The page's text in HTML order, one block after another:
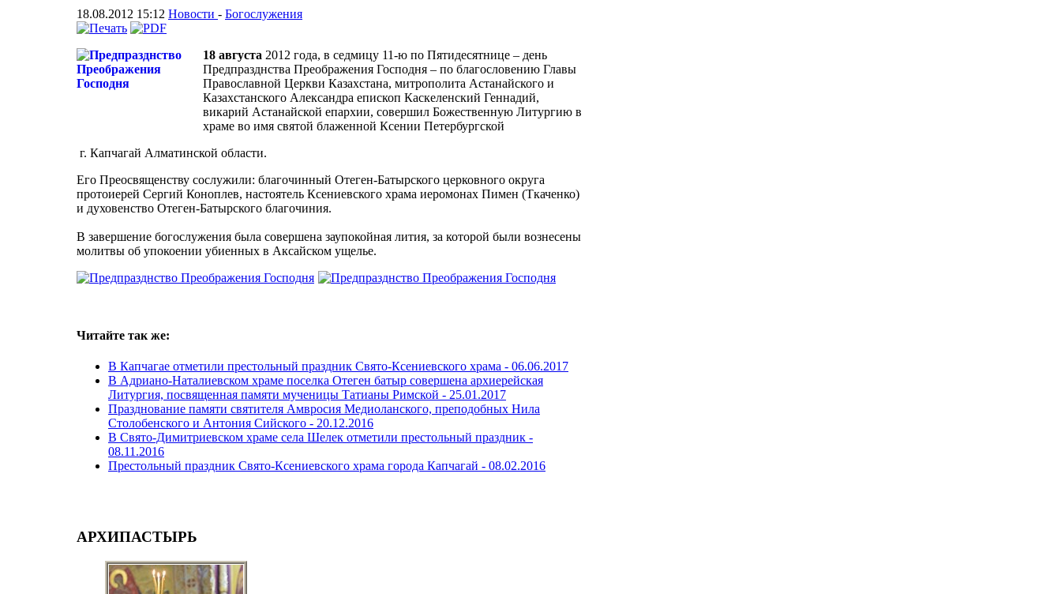
18.08.2012 15:12 Новости - Богослужения
18 августа 2012 года, в седмицу 11-ю по Пятидесятнице – день
Предпразднства Преображения Господня – по благословению Главы
Православной Церкви Казахстана, митрополита Астанайского и
Казахстанского Александра епископ Каскеленский Геннадий,
викарий Астанайской епархии, совершил Божественную Литургию в
храме во имя святой блаженной Ксении Петербургской
г. Капчагай Алматинской области.
Его Преосвященству сослужили: благочинный Отеген-Батырского церковного округа
протоиерей Сергий Коноплев, настоятель Ксениевского храма иеромонах Пимен (Ткаченко)
и духовенство Отеген-Батырского благочиния.
В завершение богослужения была совершена заупокойная лития, за которой были вознесены
молитвы об упокоении убиенных в Аксайском ущелье.
Читайте так же:
В Капчагае отметили престольный праздник Свято-Ксениевского храма - 06.06.2017
В Адриано-Наталиевском храме поселка Отеген батыр совершена архиерейская
Литургия, посвященная памяти мученицы Татианы Римской - 25.01.2017
Празднование памяти святителя Амвросия Медиоланского, преподобных Нила
Столобенского и Антония Сийского - 20.12.2016
В Свято-Димитриевском храме села Шелек отметили престольный праздник -
08.11.2016
Престольный праздник Свято-Ксениевского храма города Капчагай - 08.02.2016
АРХИПАСТЫРЬ